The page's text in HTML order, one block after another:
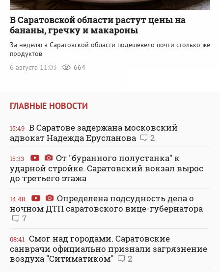
В Саратовской области растут цены на
бананы, гречку и макароны
За неделю в Саратовской области подешевело почти столько же
продуктов
6 августа 11:03
664
ГЛАВНЫЕ НОВОСТИ
15:49 В Саратове задержана московский
адвокат Надежда Ерусланова
2
15:33
От "буранного полустанка" к
ударной стройке. Саратовский вокзал вырос
до третьего этажа
14:48
Определена подсудность дела о
ночном ДТП саратовского вице-губернатора
7
08:41 Смог над городами. Саратовские
санврачи официально признали загрязнение
воздуха "Ситиматиком"
2